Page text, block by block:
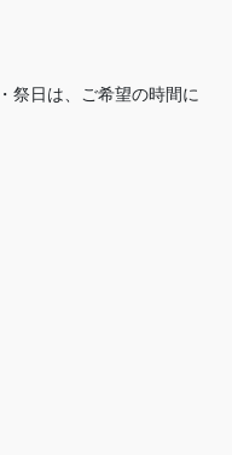
祭日は、ご希望の時間に